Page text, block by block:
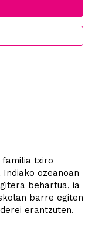
familia txiro
ozeanoan
behartua, ia
barre egiten
erantzuten.